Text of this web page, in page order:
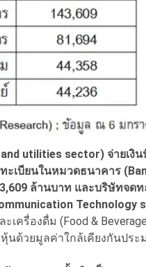
utilities sector) จ่ายเงิ
เบียนในหมวดธนาคาร
ล้านบาท และบริษัทจดท
Technology
ครื่องดื่ม (Food &
นด้วยมูลค่าใกล้เคียงกันประ